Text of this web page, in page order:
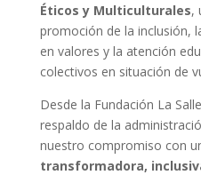
Éticos y Multiculturales,
promoción de la inclusión,
en valores y la atención
colectivos en situación de
Desde la Fundación La
respaldo de la
nuestro compromiso con
transformadora,